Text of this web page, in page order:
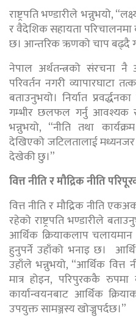
राष्ट्रपति भण्डारीले भन्नुभयो,
र वैदेशिक सहायता परिचालनमा
छ। आन्तरिक ऋणको चाप बढ्दै
नेपाल अर्थतन्त्रको संरचना
परिवर्तन नगरी व्यापारघाटा
बताउनुभयो। निर्यात
गम्भीर छलफल गर्नु आवश्यक
भन्नुभयो, “नीति तथा
देखिएको जटिलतालाई मध्यनजर
देखेकी छु।”
वित्त नीति र मौद्रिक नीति
वित्त नीति र मौद्रिक नीति
रहेको राष्ट्रपति भण्डारीले
आर्थिक क्रियाकलाप
हुनुपर्ने उहाँको भनाइ छ।
उहाँले भन्नुभयो, “आर्थिक वित्त
मात्र होइन, परिपुरककै रुपमा
कार्यान्वयनबाट आर्थिक
उपयुक्त सामञ्जस्य खोज्नुपर्दछ।”